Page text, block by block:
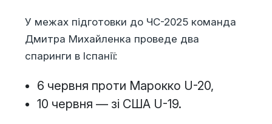
У межах підготовки до ЧС-2025 команда
Дмитра Михайленка проведе два
спаринги в Іспанії:
6 червня проти Марокко U-20,
10 червня — зі США U-19.